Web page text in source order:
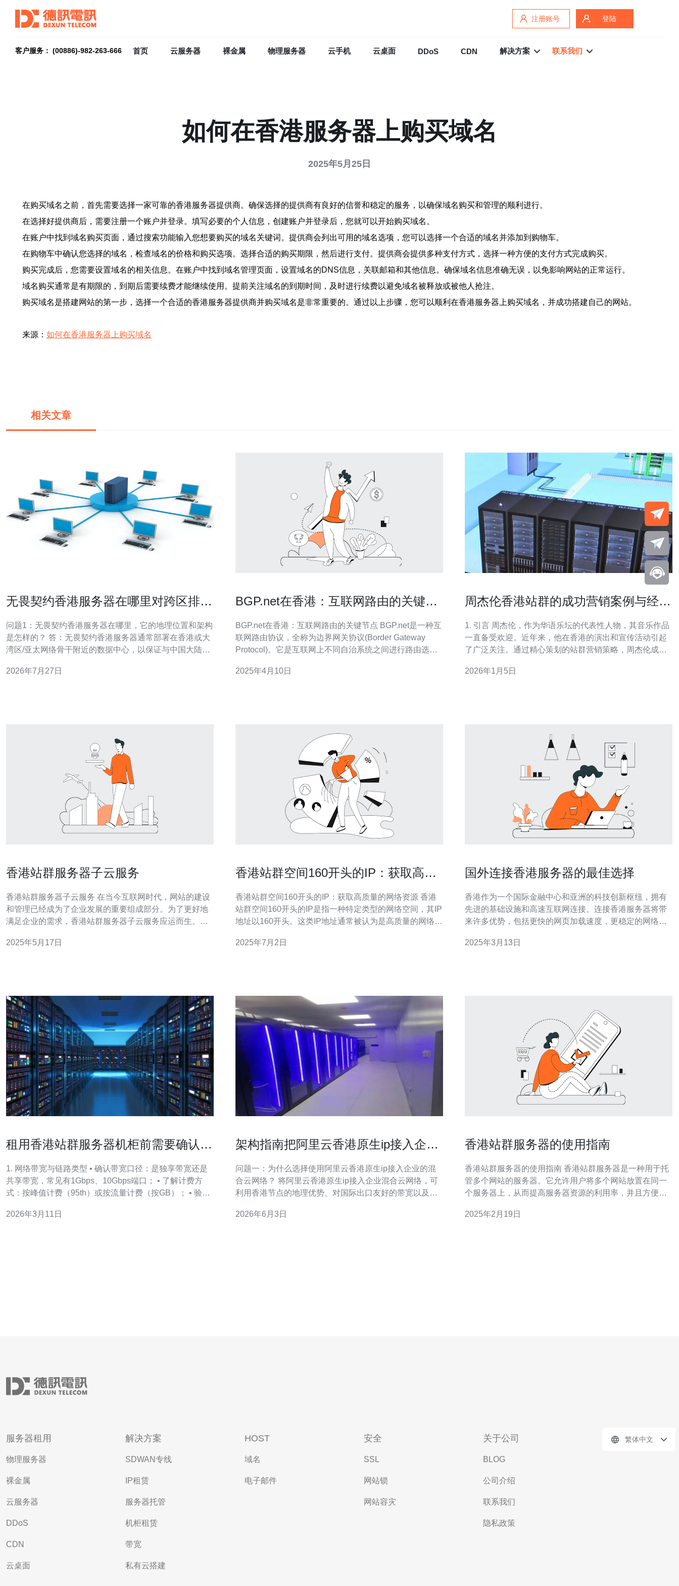
注册账号 登陆
客户服务： (00886)-982-263-666 首页 云服务器 裸金属 物理服务器 云手机 云桌面 DDoS CDN 解决方案 联系我们
如何在香港服务器上购买域名
2025年5月25日
在购买域名之前，首先需要选择一家可靠的香港服务器提供商。确保选择的提供商有良好的信誉和稳定的服务，以确保域名购买和管理的顺利进行。
在选择好提供商后，需要注册一个账户并登录。填写必要的个人信息，创建账户并登录后，您就可以开始购买域名。
在账户中找到域名购买页面，通过搜索功能输入您想要购买的域名关键词。提供商会列出可用的域名选项，您可以选择一个合适的域名并添加到购物车。
在购物车中确认您选择的域名，检查域名的价格和购买选项。选择合适的购买期限，然后进行支付。提供商会提供多种支付方式，选择一种方便的支付方式完成购买。
购买完成后，您需要设置域名的相关信息。在账户中找到域名管理页面，设置域名的DNS信息，关联邮箱和其他信息。确保域名信息准确无误，以免影响网站的正常运行。
域名购买通常是有期限的，到期后需要续费才能继续使用。提前关注域名的到期时间，及时进行续费以避免域名被释放或被他人抢注。
购买域名是搭建网站的第一步，选择一个合适的香港服务器提供商并购买域名是非常重要的。通过以上步骤，您可以顺利在香港服务器上购买域名，并成功搭建自己的网站。
来源： 如何在香港服务器上购买域名
相关文章
无畏契约香港服务器在哪里对跨区排位
问题1：无畏契约香港服务器在哪里，它的地理位置和架构
是怎样的？ 答：无畏契约香港服务器通常部署在香港或大
湾区/亚太网络骨干附近的数据中心，以保证与中国大陆、
会根据玩家分布和网络质量，在多个机房放置服务器节
2026年7月27日
BGP.net在香港：互联网路由的关键节
BGP.net在香港：互联网路由的关键节点 BGP.net是一种互
联网路由协议，全称为边界网关协议(Border Gateway
Protocol)。它是互联网上不同自治系统之间进行路由选择
网枢纽，香港拥有世界级的网络基础设施和通信技术。其
2025年4月10日
周杰伦香港站群的成功营销案例与经验
1. 引言 周杰伦，作为华语乐坛的代表性人物，其音乐作品
一直备受欢迎。近年来，他在香港的演出和宣传活动引起
了广泛关注。通过精心策划的站群营销策略，周杰伦成功
的背后，尤其是服务器、VPS、主机和域名等技术方面的
2026年1月5日
香港站群服务器子云服务
香港站群服务器子云服务 在当今互联网时代，网站的建设
和管理已经成为了企业发展的重要组成部分。为了更好地
满足企业的需求，香港站群服务器子云服务应运而生。本
群服务器子云服务是一种将多个网站集中管理在一个服务
2025年5月17日
香港站群空间160开头的IP：获取高质
香港站群空间160开头的IP：获取高质量的网络资源 香港
站群空间160开头的IP是指一种特定类型的网络空间，其IP
地址以160开头。这类IP地址通常被认为是高质量的网络资
都市，拥有先进的网络基础设施和优质的服务，因此香港
2025年7月2日
国外连接香港服务器的最佳选择
香港作为一个国际金融中心和亚洲的科技创新枢纽，拥有
先进的基础设施和高速互联网连接。连接香港服务器将带
来许多优势，包括更快的网页加载速度，更稳定的网络连
服务器的最佳选择之一。VPN通过在您的设备和服务器之
2025年3月13日
租用香港站群服务器机柜前需要确认的
1. 网络带宽与链路类型 • 确认带宽口径：是独享带宽还是
共享带宽，常见有1Gbps、10Gbps端口； • 了解计费方
式：按峰值计费（95th）或按流量计费（按GB）； • 验证
际中转； • 延迟与丢包：测到国内主要节点（北京/广州）
2026年3月11日
架构指南把阿里云香港原生ip接入企业
问题一：为什么选择使用阿里云香港原生ip接入企业的混
合云网络？ 将阿里云香港原生ip接入企业混合云网络，可
利用香港节点的地理优势、对国际出口友好的带宽以及低
速场景中，香港区域常常能提供更稳定的公网表现，同时
2026年6月3日
香港站群服务器的使用指南
香港站群服务器的使用指南 香港站群服务器是一种用于托
管多个网站的服务器。它允许用户将多个网站放置在同一
个服务器上，从而提高服务器资源的利用率，并且方便管
以下因素： 性能：服务器的处理能力和带宽大小决定了网
2025年2月19日
服务器租用
物理服务器
裸金属
云服务器
DDoS
CDN
云桌面
解决方案
SDWAN专线
IP租赁
服务器托管
机柜租赁
带宽
私有云搭建
HOST
域名
电子邮件
安全
SSL
网站锁
网站容灾
关于公司
BLOG
公司介绍
联系我们
隐私政策
繁体中文